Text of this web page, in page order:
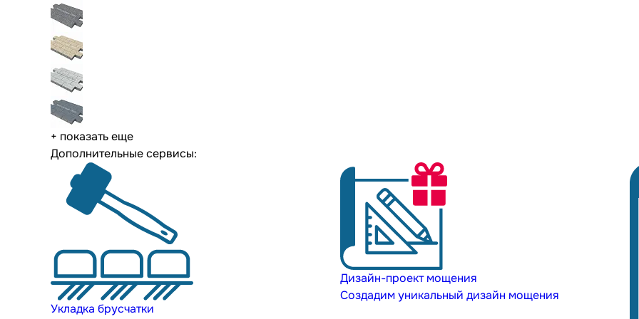
+ показать еще
Дополнительные сервисы:
Укладка брусчатки
Дизайн-проект мощения
Создадим уникальный дизайн мощения